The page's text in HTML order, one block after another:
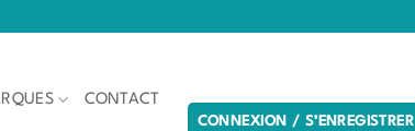
CONTACT
CONNEXION / S’ENREGISTRER